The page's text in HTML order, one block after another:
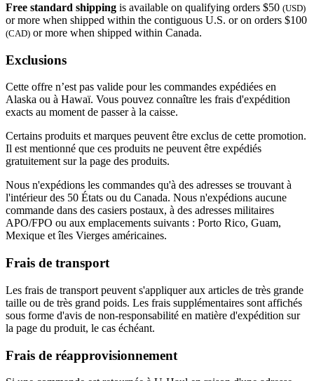
Free standard shipping is available on qualifying orders $50 (USD)
or more when shipped within the contiguous U.S. or on orders $100
(CAD) or more when shipped within Canada.
Exclusions
Cette offre n’est pas valide pour les commandes expédiées en
Alaska ou à Hawaï. Vous pouvez connaître les frais d'expédition
exacts au moment de passer à la caisse.
Certains produits et marques peuvent être exclus de cette promotion.
Il est mentionné que ces produits ne peuvent être expédiés
gratuitement sur la page des produits.
Nous n'expédions les commandes qu'à des adresses se trouvant à
l'intérieur des 50 États ou du Canada. Nous n'expédions aucune
commande dans des casiers postaux, à des adresses militaires
APO/FPO ou aux emplacements suivants : Porto Rico, Guam,
Mexique et îles Vierges américaines.
Frais de transport
Les frais de transport peuvent s'appliquer aux articles de très grande
taille ou de très grand poids. Les frais supplémentaires sont affichés
sous forme d'avis de non-responsabilité en matière d'expédition sur
la page du produit, le cas échéant.
Frais de réapprovisionnement